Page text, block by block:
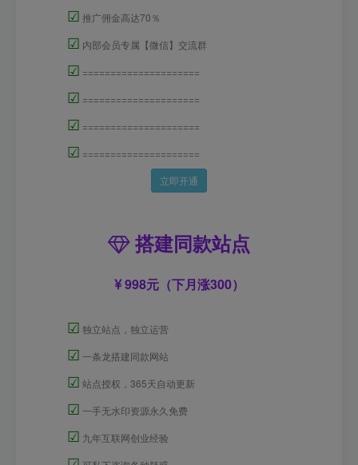
☑ 推广佣金高达70％
☑ 内部会员专属【微信】交流群
☑ =====================
☑ =====================
☑ =====================
☑ =====================
立即开通
搭建同款站点
998元（下月涨300）
☑ 独立站点，独立运营
☑ 一条龙搭建同款网站
☑ 站点授权，365天自动更新
☑ 一手无水印资源永久免费
☑ 九年互联网创业经验